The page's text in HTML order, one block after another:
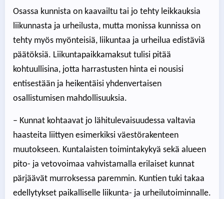
Osassa kunnista on kaavailtu tai jo tehty leikkauksia
liikunnasta ja urheilusta, mutta monissa kunnissa on
tehty myös myönteisiä, liikuntaa ja urheilua edistäviä
päätöksiä. Liikuntapaikkamaksut tulisi pitää
kohtuullisina, jotta harrastusten hinta ei nousisi
entisestään ja heikentäisi yhdenvertaisen
osallistumisen mahdollisuuksia.
– Kunnat kohtaavat jo lähitulevaisuudessa valtavia
haasteita liittyen esimerkiksi väestörakenteen
muutokseen. Kuntalaisten toimintakykyä sekä alueen
pito- ja vetovoimaa vahvistamalla erilaiset kunnat
pärjäävät murroksessa paremmin. Kuntien tuki takaa
edellytykset paikalliselle liikunta- ja urheilutoiminnalle.